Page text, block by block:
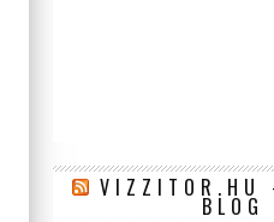
VIZZITOR.HU
BLOG